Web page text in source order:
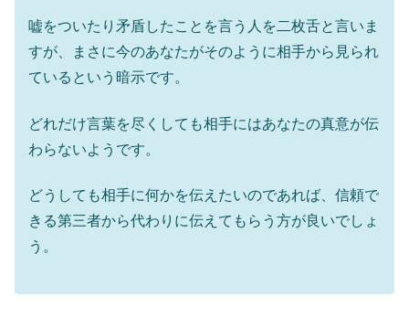
嘘をついたり矛盾したことを言う人を二枚舌と言いま
すが、まさに今のあなたがそのように相手から見られ
ているという暗示です。
どれだけ言葉を尽くしても相手にはあなたの真意が伝
わらないようです。
どうしても相手に何かを伝えたいのであれば、信頼で
きる第三者から代わりに伝えてもらう方が良いでしょ
う。